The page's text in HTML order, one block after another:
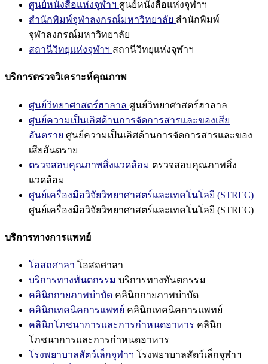
ศูนย์หนังสือแห่งจุฬาฯ ศูนย์หนังสือแห่งจุฬาฯ
สำนักพิมพ์จุฬาลงกรณ์มหาวิทยาลัย สำนักพิมพ์
จุฬาลงกรณ์มหาวิทยาลัย
สถานีวิทยุแห่งจุฬาฯ สถานีวิทยุแห่งจุฬาฯ
บริการตรวจวิเคราะห์คุณภาพ
ศูนย์วิทยาศาสตร์ฮาลาล ศูนย์วิทยาศาสตร์ฮาลาล
ศูนย์ความเป็นเลิศด้านการจัดการสารและของเสีย
อันตราย ศูนย์ความเป็นเลิศด้านการจัดการสารและของ
เสียอันตราย
ตรวจสอบคุณภาพสิ่งแวดล้อม ตรวจสอบคุณภาพสิ่ง
แวดล้อม
ศูนย์เครื่องมือวิจัยวิทยาศาสตร์และเทคโนโลยี (STREC)
ศูนย์เครื่องมือวิจัยวิทยาศาสตร์และเทคโนโลยี (STREC)
บริการทางการแพทย์
โอสถศาลา โอสถศาลา
บริการทางทันตกรรม บริการทางทันตกรรม
คลินิกกายภาพบำบัด คลินิกกายภาพบำบัด
คลินิกเทคนิคการแพทย์ คลินิกเทคนิคการแพทย์
คลินิกโภชนาการและการกำหนดอาหาร คลินิก
โภชนาการและการกำหนดอาหาร
โรงพยาบาลสัตว์เล็กจุฬาฯ โรงพยาบาลสัตว์เล็กจุฬาฯ